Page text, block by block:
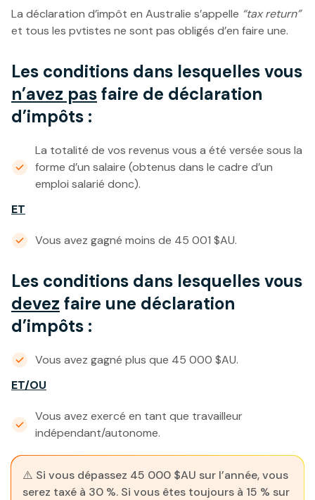
La déclaration d’impôt en Australie s’appelle “tax return”
et tous les pvtistes ne sont pas obligés d’en faire une.
Les conditions dans lesquelles vous
n’avez pasfaire de déclaration
d’impôts :
La totalité de vos revenus vous a été versée sous la
forme d’un salaire (obtenus dans le cadre d’un
emploi salarié donc).
ET
Vous avez gagné moins de 45 001 $AU.
Les conditions dans lesquelles vous
devez faire une déclaration
d’impôts :
Vous avez gagné plus que 45 000 $AU.
ET/OU
Vous avez exercé en tant que travailleur
indépendant/autonome.
⚠️ Si vous dépassez 45 000 $AU sur l’année, vous
serez taxé à 30 %. Si vous êtes toujours à 15 % sur